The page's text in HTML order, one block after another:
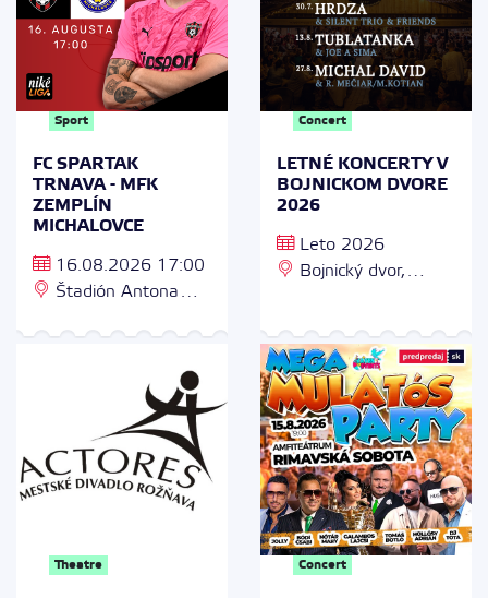
Sport
FC SPARTAK
TRNAVA - MFK
ZEMPLÍN
MICHALOVCE
16.08.2026 17:00
Štadión Antona
Concert
LETNÉ KONCERTY V
BOJNICKOM DVORE
2026
Leto 2026
Bojnický dvor,
Theatre Concert